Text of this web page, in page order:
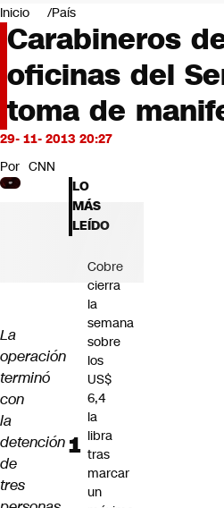
Negocios
Deportes
Programas completos
Cultura
Servicios
Bits
CNN tiempo
Futuro 360
Opinión
Inicio País
Carabineros
oficinas del
toma de
29- 11- 2013 20:27
Por CNN
La
operación
terminó
con
la
detención
de
tres
LO
MÁS
LEÍDO
Cobre
cierra
la
semana
sobre
los
US$
6,4
la
libra
tras
marcar
un